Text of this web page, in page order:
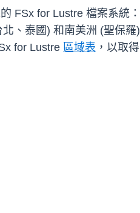
FSx for Lustre 檔案系統
、泰國) 和南美洲 (聖保
for Lustre 區域表 ，以取